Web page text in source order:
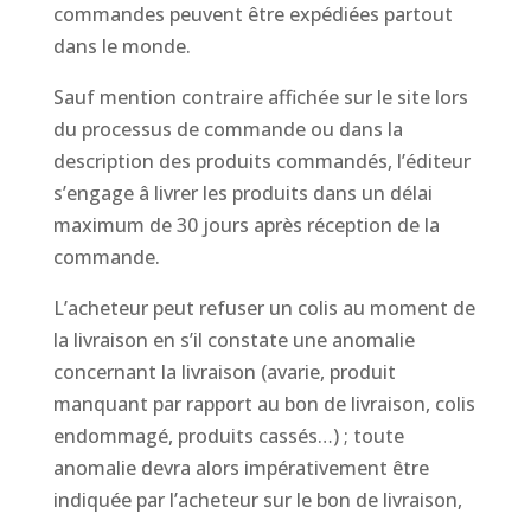
commandes peuvent être expédiées partout
dans le monde.
Sauf mention contraire affichée sur le site lors
du processus de commande ou dans la
description des produits commandés, l’éditeur
s’engage â livrer les produits dans un délai
maximum de 30 jours après réception de la
commande.
L’acheteur peut refuser un colis au moment de
la livraison en s’il constate une anomalie
concernant la livraison (avarie, produit
manquant par rapport au bon de livraison, colis
endommagé, produits cassés…) ; toute
anomalie devra alors impérativement être
indiquée par l’acheteur sur le bon de livraison,